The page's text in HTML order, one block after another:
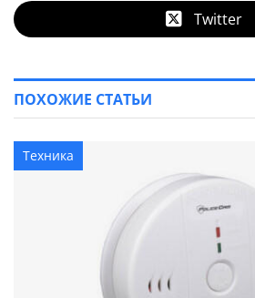
Twitter
ПОХОЖИЕ СТАТЬИ
Техника